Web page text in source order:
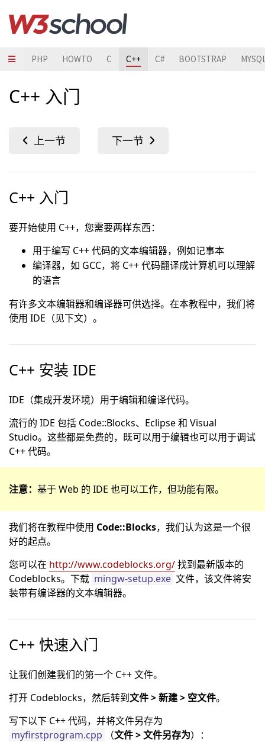
PHP HOWTO C C++ C# BOOTSTRAP
C++ 入门
C++ 入门
要开始使用 C++，您需要两样东西：
用于编写 C++ 代码的文本编辑器，例如记事本
编译器，如 GCC，将 C++ 代码翻译成计算机可以理解
的语言
有许多文本编辑器和编译器可供选择。在本教程中，我们将
使用 IDE（见下文）。
C++ 安装 IDE
IDE（集成开发环境）用于编辑和编译代码。
流行的 IDE 包括 Code::Blocks、Eclipse 和 Visual
Studio。这些都是免费的，既可以用于编辑也可以用于调试
C++ 代码。
注意： 基于 Web 的 IDE 也可以工作，但功能有限。
我们将在教程中使用 Code::Blocks，我们认为这是一个很
好的起点。
您可以在 http://www.codeblocks.org/找到最新版本的
Codeblocks。下载 mingw-setup.exe 文件，该文件将安
装带有编译器的文本编辑器。
C++ 快速入门
让我们创建我们的第一个 C++ 文件。
打开 Codeblocks，然后转到文件 > 新建 > 空文件。
写下以下 C++ 代码，并将文件另存为
myfirstprogram.cpp
（文件 > 文件另存为）：